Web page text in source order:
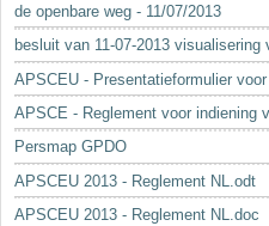
de openbare weg - 11/07/2013
besluit van 11-07-2013 visualisering
APSCEU - Presentatieformulier
APSCE - Reglement voor indiening
Persmap GPDO
APSCEU 2013 - Reglement NL.odt
APSCEU 2013 - Reglement NL.doc